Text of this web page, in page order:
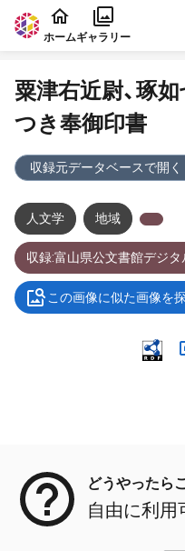
本文に飛ぶ
ホームギャラリー
粟津右近尉、琢
つき奉御印書
収録元データベースで開く
人文学 地域
収録:富山県公文書館デジ
この画像に似た画像を
どうやったら
自由に利用